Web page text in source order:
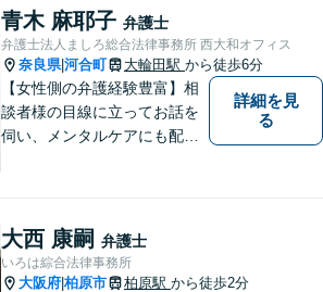
青木 麻耶子 弁護士
弁護士法人ましろ総合法律事務所 西大和オフィス
奈良県|河合町 大輪田駅 から徒歩6分
【女性側の弁護経験豊富】相
談者様の目線に立ってお話を
伺い、メンタルケアにも配慮
策をご提案【LINE利用可】
【平日夜間、土日祝日、応相
談】
詳細を見
る
大西 康嗣 弁護士
いろは綜合法律事務所
大阪府 柏原市 柏原駅 から徒歩2分